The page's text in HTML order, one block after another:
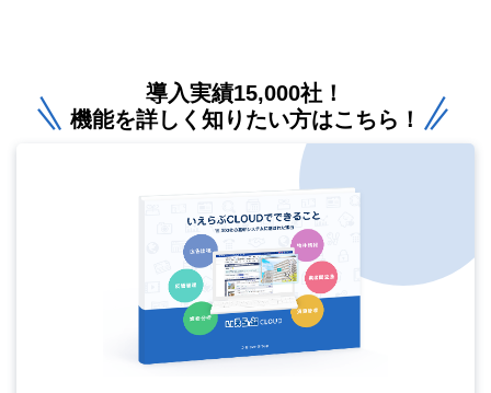
導入実績15,000社！
機能を詳しく知りたい方はこちら！